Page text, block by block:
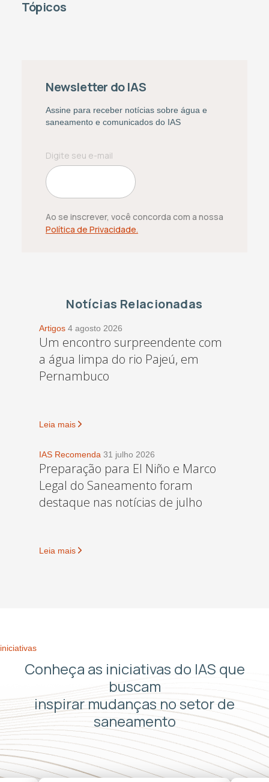
Tópicos
Newsletter do IAS
Assine para receber notícias sobre água e
saneamento e comunicados do IAS
Ao se inscrever, você concorda com a nossa
Política de Privacidade.
Notícias Relacionadas
Artigos 4 agosto 2026
Um encontro surpreendente com
a água limpa do rio Pajeú, em
Pernambuco
Leia mais
IAS Recomenda 31 julho 2026
Preparação para El Niño e Marco
Legal do Saneamento foram
destaque nas notícias de julho
Leia mais
iniciativas
Conheça as iniciativas do IAS que
buscam
inspirar mudanças no setor de
saneamento